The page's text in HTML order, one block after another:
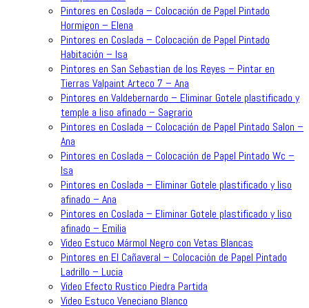
Pintores en Coslada – Colocación de Papel Pintado
Hormigon – Elena
Pintores en Coslada – Colocación de Papel Pintado
Habitación – Isa
Pintores en San Sebastian de los Reyes – Pintar en
Tierras Valpaint Arteco 7 – Ana
Pintores en Valdebernardo – Eliminar Gotele plastificado y
temple a liso afinado – Sagrario
Pintores en Coslada – Colocación de Papel Pintado Salon –
Ana
Pintores en Coslada – Colocación de Papel Pintado Wc –
Isa
Pintores en Coslada – Eliminar Gotele plastificado y liso
afinado – Ana
Pintores en Coslada – Eliminar Gotele plastificado y liso
afinado – Emilia
Video Estuco Mármol Negro con Vetas Blancas
Pintores en El Cañaveral – Colocación de Papel Pintado
Ladrillo – Lucia
Video Efecto Rustico Piedra Partida
Video Estuco Veneciano Blanco